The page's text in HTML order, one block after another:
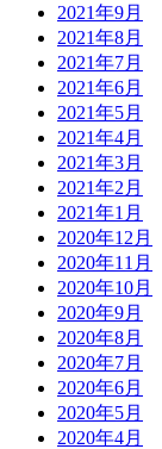
2021年9月
2021年8月
2021年7月
2021年6月
2021年5月
2021年4月
2021年3月
2021年2月
2021年1月
2020年12月
2020年11月
2020年10月
2020年9月
2020年8月
2020年7月
2020年6月
2020年5月
2020年4月